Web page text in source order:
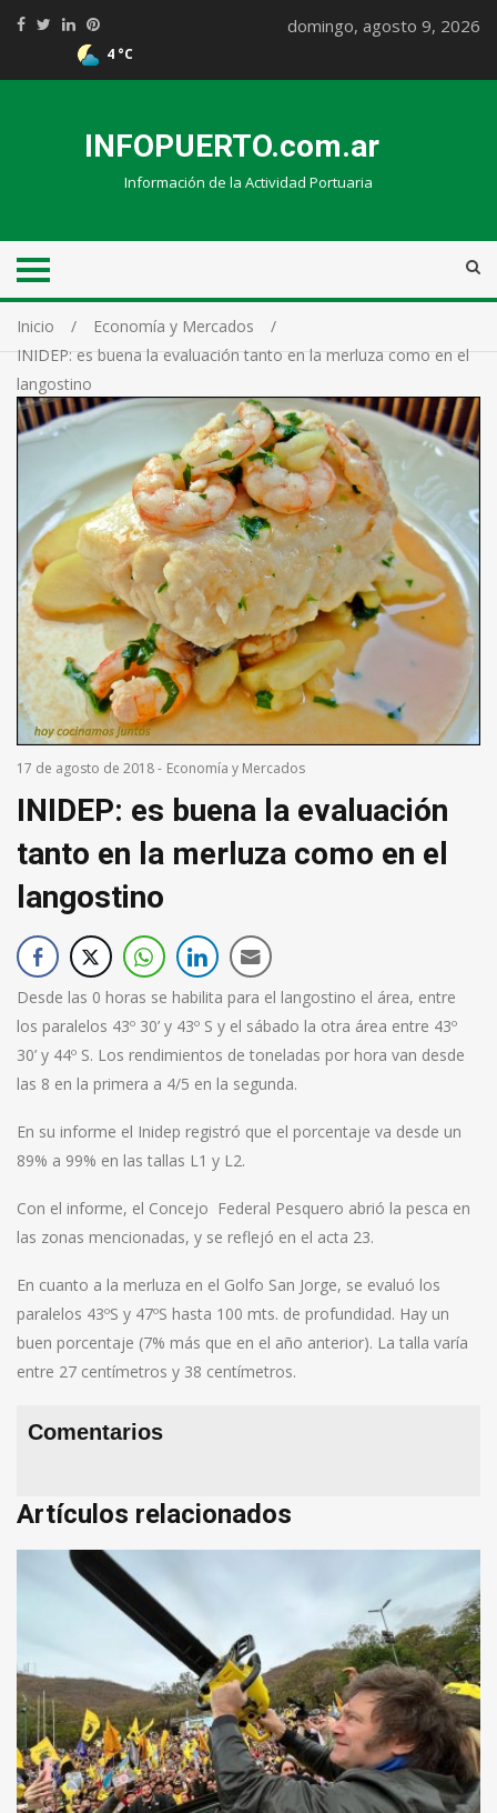
4 °C
domingo, agosto 9, 2026
INFOPUERTO.com.ar
Información de la Actividad Portuaria
Inicio
Economía y Mercados
INIDEP: es buena la evaluación tanto en la merluza como en el
langostino
17 de agosto de 2018- Economía y Mercados
INIDEP: es buena la evaluación
tanto en la merluza como en el
langostino
Desde las 0 horas se habilita para el langostino el área, entre
los paralelos 43º 30’ y 43º S y el sábado la otra área entre 43º
30’ y 44º S. Los rendimientos de toneladas por hora van desde
las 8 en la primera a 4/5 en la segunda.
En su informe el Inidep registró que el porcentaje va desde un
89% a 99% en las tallas L1 y L2.
Con el informe, el Concejo Federal Pesquero abrió la pesca en
las zonas mencionadas, y se reflejó en el acta 23.
En cuanto a la merluza en el Golfo San Jorge, se evaluó los
paralelos 43ºS y 47ºS hasta 100 mts. de profundidad. Hay un
buen porcentaje (7% más que en el año anterior). La talla varía
entre 27 centímetros y 38 centímetros.
Comentarios
Artículos relacionados